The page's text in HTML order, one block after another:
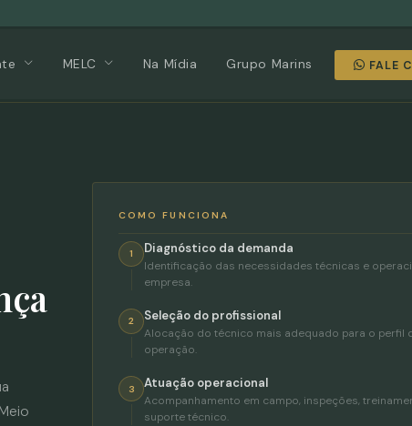
MELC Na Mídia Grupo Marins FALE
COMO FUNCIONA
1 Diagnóstico da demanda
Identificação das necessidades técnicas e
empresa.
2 Seleção do profissional
Alocação do técnico mais adequado para o perfil
operação.
3 Atuação operacional
Acompanhamento em campo, inspeções,
suporte técnico.